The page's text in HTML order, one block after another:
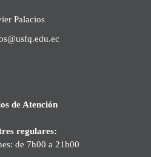
Palacios
de Atención
regulares:
de 7h00 a 21h00